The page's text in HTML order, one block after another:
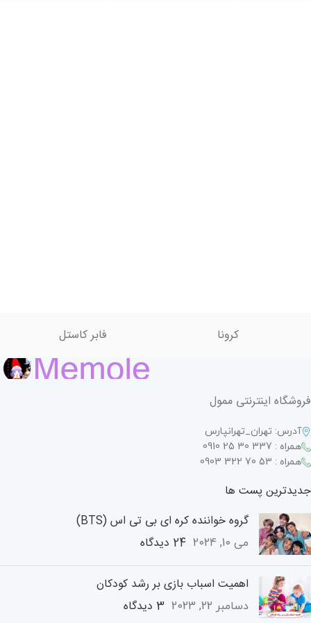
کرونا فابر کاستل
فروشگاه اینترنتی ممول
آدرس: تهران_تهرانپارس
همراه : 337 30 25 0910
همراه : 53 70 322 0903
جدیدترین پست ها
گروه خواننده کره ای بی تی اس (BTS)
می 10, 2024 24 دیدگاه
اهمیت اسباب بازی بر رشد کودکان
دسامبر 22, 2023
3 دیدگاه